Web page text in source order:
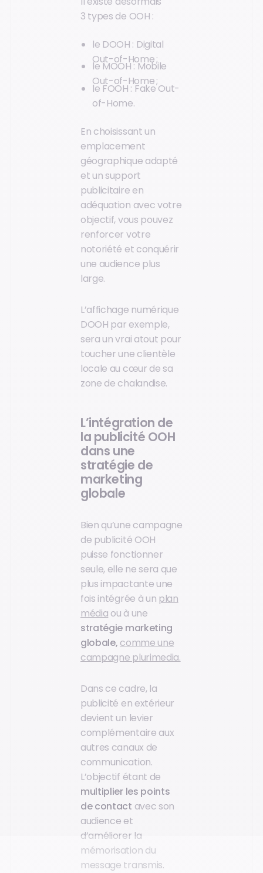
3 types de OOH :
le DOOH : Digital
Out-of-Home ;
le MOOH : Mobile
Out-of-Home ;
le FOOH : Fake Out-
of-Home.
En choisissant un
emplacement
géographique adapté
et un support
publicitaire en
adéquation avec votre
objectif, vous pouvez
renforcer votre
notoriété et conquérir
une audience plus
large.
L’affichage numérique
DOOH par exemple,
sera un vrai atout pour
toucher une clientèle
locale au cœur de sa
zone de chalandise.
L’intégration de
la publicité OOH
dans une
stratégie de
marketing
globale
Bien qu’une campagne
de publicité OOH
puisse fonctionner
seule, elle ne sera que
plus impactante une
fois intégrée à un plan
média ou à une
stratégie marketing
globale, comme une
campagne plurimedia.
Dans ce cadre, la
publicité en extérieur
devient un levier
complémentaire aux
autres canaux de
communication.
L’objectif étant de
multiplier les points
de contact avec son
audience et
d’améliorer la
mémorisation du
message transmis.